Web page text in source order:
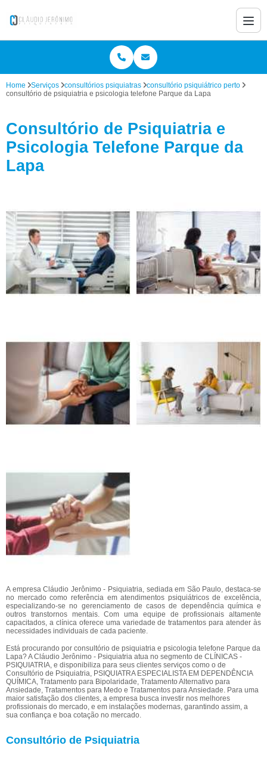
Home Serviços consultórios psiquiatras
consultório psiquiátrico perto
consultório de psiquiatria e psicologia telefone Parque da Lapa
Consultório de Psiquiatria e
Psicologia Telefone Parque da
Lapa
A empresa Cláudio Jerônimo - Psiquiatria, sediada em São Paulo, destaca-se
no mercado como referência em atendimentos psiquiátricos de excelência,
especializando-se no gerenciamento de casos de dependência química e
outros transtornos mentais. Com uma equipe de profissionais altamente
capacitados, a clínica oferece uma variedade de tratamentos para atender às
necessidades individuais de cada paciente.
Está procurando por consultório de psiquiatria e psicologia telefone Parque da
Lapa? A Cláudio Jerônimo - Psiquiatria atua no segmento de CLÍNICAS -
PSIQUIATRIA, e disponibiliza para seus clientes serviços como o de
Consultório de Psiquiatria, PSIQUIATRA ESPECIALISTA EM DEPENDÊNCIA
QUÍMICA, Tratamento para Bipolaridade, Tratamento Alternativo para
Ansiedade, Tratamentos para Medo e Tratamentos para Ansiedade. Para uma
maior satisfação dos clientes, a empresa busca investir nos melhores
profissionais do mercado, e em instalações modernas, garantindo assim, a
sua confiança e boa cotação no mercado.
Consultório de Psiquiatria